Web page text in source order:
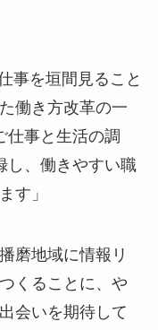
事を垣間見ること
働き方改革の一
仕事と生活の調
し、働きやすい職
す」
磨地域に情報リ
くることに、や
会いを期待して